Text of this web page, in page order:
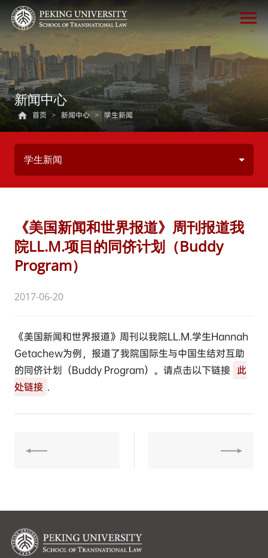
新闻中心
首页 > 新闻中心 > 学生新闻
学生新闻
《美国新闻和世界报道》周刊报道我
院LL.M.项目的同侪计划（Buddy
Program）
2017-06-20
《美国新闻和世界报道》周刊以我院LL.M.学生Hannah
Getachew为例，报道了我院国际生与中国生结对互助
的同侪计划（Buddy Program）。请点击以下链接 此
处链接 .